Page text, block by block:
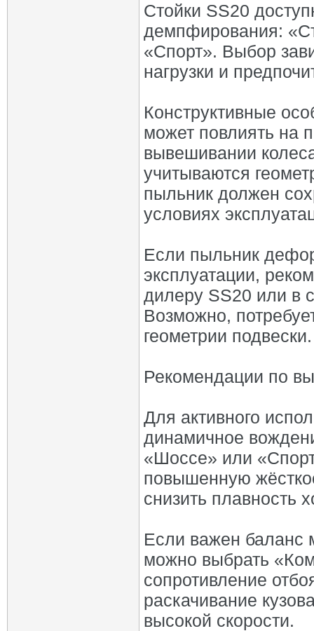
Стойки SS20
демпфирования:
«Спорт». Выбор
нагрузки и
Конструктивные
может повлиять на
вывешивании
учитываются
пыльник должен
условиях
Если пыльник
эксплуатации,
дилеру SS20 или в
Возможно,
геометрии подвески.
Рекомендации по
Для активного
динамичное
«Шоссе» или
повышенную
снизить плавность
Если важен баланс
можно выбрать
сопротивление
раскачивание
высокой скорости.